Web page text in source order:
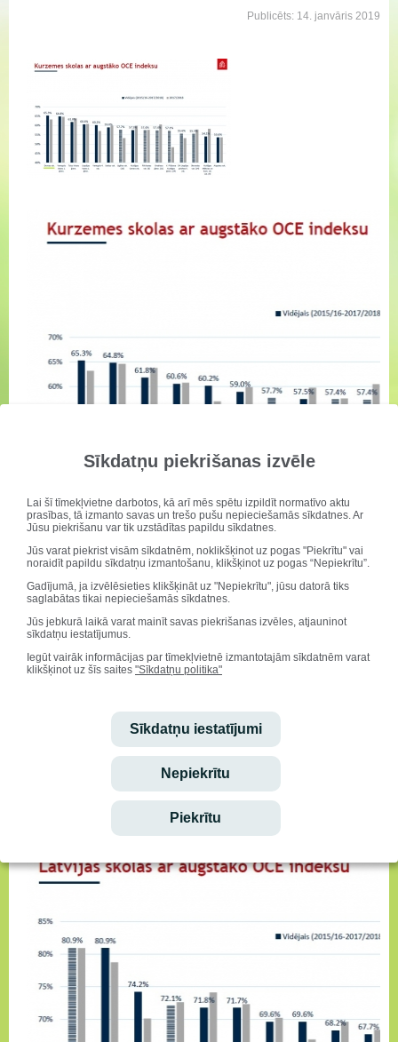
Sīkdatņu piekrišanas izvēle
Lai šī tīmekļvietne darbotos, kā arī mēs spētu izpildīt normatīvo aktu
prasības, tā izmanto savas un trešo pušu nepieciešamās sīkdatnes. Ar
Jūsu piekrišanu var tik uzstādītas papildu sīkdatnes.
Jūs varat piekrist visām sīkdatnēm, noklikšķinot uz pogas "Piekrītu" vai
noraidīt papildu sīkdatņu izmantošanu, klikšķinot uz pogas “Nepiekrītu”.
Gadījumā, ja izvēlēsieties klikšķināt uz "Nepiekrītu", jūsu datorā tiks
saglabātas tikai nepieciešamās sīkdatnes.
Jūs jebkurā laikā varat mainīt savas piekrišanas izvēles, atjauninot
sīkdatņu iestatījumus.
Iegūt vairāk informācijas par tīmekļvietnē izmantotajām sīkdatnēm varat
klikšķinot uz šīs saites "Sīkdatņu politika"
Sīkdatņu iestatījumi
Nepiekrītu
Piekrītu
Publicēts: 14. janvāris 2019